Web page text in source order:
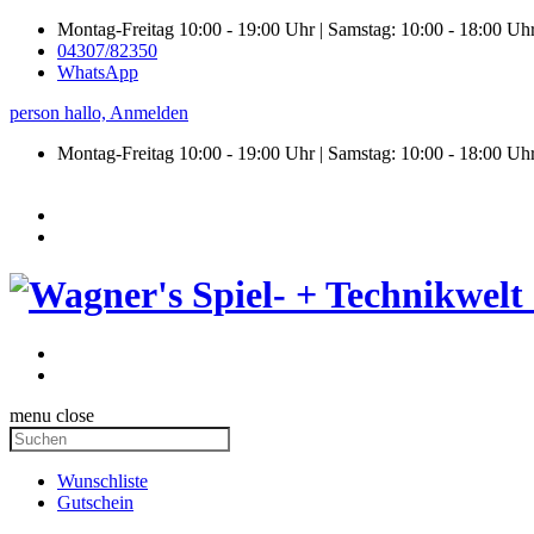
Montag-Freitag 10:00 - 19:00 Uhr | Samstag: 10:00 - 18:00
04307/82350
WhatsApp
person hallo, Anmelden
Montag-Freitag 10:00 - 19:00 Uhr | Samstag: 10:00 - 18:00
menu close
Wunschliste
Gutschein